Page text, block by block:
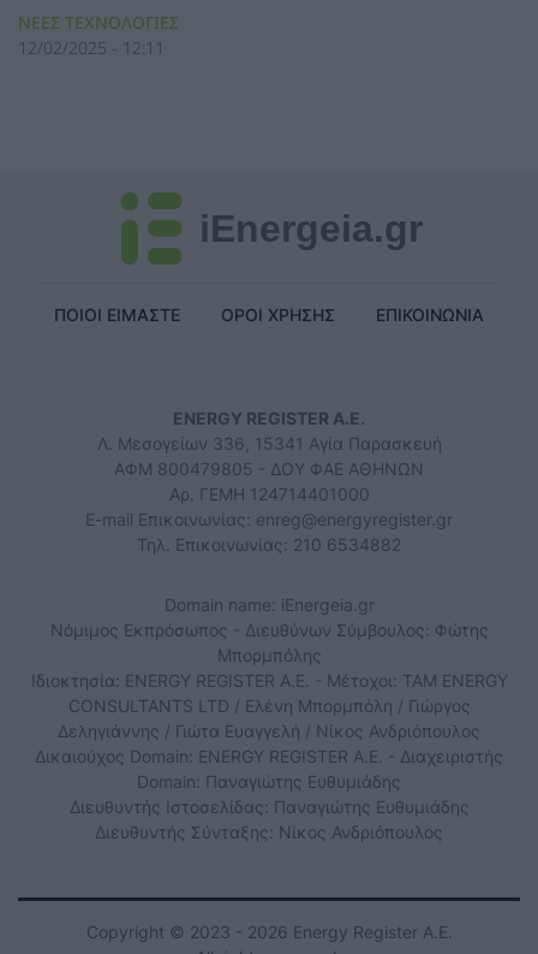
ΝΕΕΣ ΤΕΧΝΟΛΟΓΙΕΣ
12/02/2025 - 12:11
iEnergeia.gr
ΠΟΙΟΙ ΕΙΜΑΣΤΕ ΟΡΟΙ ΧΡΗΣΗΣ ΕΠΙΚΟΙΝΩΝΙΑ
ENERGY REGISTER Α.Ε.
Λ. Μεσογείων 336, 15341 Αγία Παρασκευή
ΑΦΜ 800479805 - ΔΟΥ ΦΑΕ ΑΘΗΝΩΝ
Αρ. ΓΕΜΗ 124714401000
E-mail Επικοινωνίας: enreg@energyregister.gr
Τηλ. Επικοινωνίας: 210 6534882
Domain name: iEnergeia.gr
Νόμιμος Εκπρόσωπος - Διευθύνων Σύμβουλος: Φώτης
Μπορμπόλης
Ιδιοκτησία: ENERGY REGISTER Α.Ε. - Μέτοχοι: TAM ENERGY
CONSULTANTS LTD / Ελένη Μπορμπόλη / Γιώργος
Δεληγιάννης / Γιώτα Ευαγγελή / Νίκος Ανδριόπουλος
Δικαιούχος Domain: ENERGY REGISTER Α.Ε. - Διαχειριστής
Domain: Παναγιώτης Ευθυμιάδης
Διευθυντής Ιστοσελίδας: Παναγιώτης Ευθυμιάδης
Διευθυντής Σύνταξης: Νίκος Ανδριόπουλος
Copyright © 2023 - 2026 Energy Register Α.Ε.